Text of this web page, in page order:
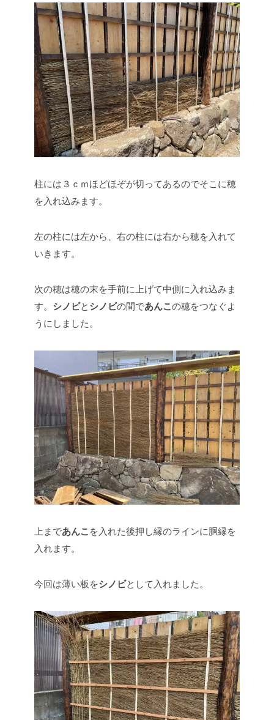
柱には３ｃｍほどほぞが切ってあるのでそこに穂
を入れ込みます。
左の柱には左から、右の柱には右から穂を入れて
いきます。
次の穂は穂の末を手前に上げて中側に入れ込みま
す。 シノビと シノビの間であんこの穂をつなぐよ
うにしました。
上まであんこ を入れた後押し縁のラインに胴縁を
入れます。
今回は薄い板をシノビとして入れました。